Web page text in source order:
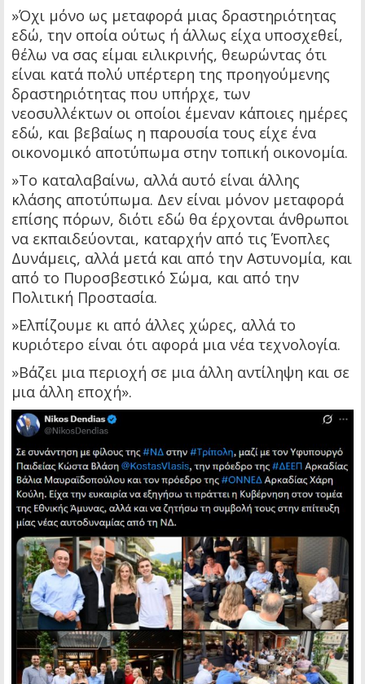
»Όχι μόνο ως μεταφορά μιας δραστηριότητας
εδώ, την οποία ούτως ή άλλως είχα υποσχεθεί,
θέλω να σας είμαι ειλικρινής, θεωρώντας ότι
είναι κατά πολύ υπέρτερη της προηγούμενης
δραστηριότητας που υπήρχε, των
νεοσυλλέκτων οι οποίοι έμεναν κάποιες ημέρες
εδώ, και βεβαίως η παρουσία τους είχε ένα
οικονομικό αποτύπωμα στην τοπική οικονομία.
»Το καταλαβαίνω, αλλά αυτό είναι άλλης
κλάσης αποτύπωμα. Δεν είναι μόνον μεταφορά
επίσης πόρων, διότι εδώ θα έρχονται άνθρωποι
να εκπαιδεύονται, καταρχήν από τις Ένοπλες
Δυνάμεις, αλλά μετά και από την Αστυνομία, και
από το Πυροσβεστικό Σώμα, και από την
Πολιτική Προστασία.
»Ελπίζουμε κι από άλλες χώρες, αλλά το
κυριότερο είναι ότι αφορά μια νέα τεχνολογία.
»Βάζει μια περιοχή σε μια άλλη αντίληψη και σε
μια άλλη εποχή».